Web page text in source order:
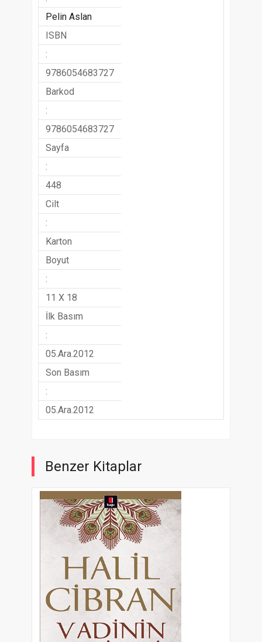
Pelin Aslan
ISBN
:
9786054683727
Barkod
:
9786054683727
Sayfa
:
448
Cilt
:
Karton
Boyut
:
11 X 18
İlk Basım
:
05.Ara.2012
Son Basım
:
05.Ara.2012
Benzer Kitaplar